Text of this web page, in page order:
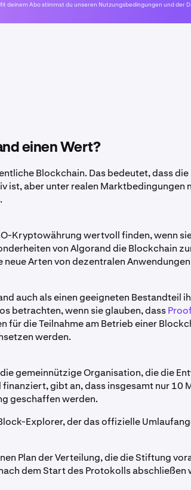
deinem Abo stimmst du unseren Nutzungsbedingungen und der
einen Wert?
Blockchain. Das bedeutet, dass
ist, aber unter realen Marktbedingungen
Kryptowährung wertvoll finden, wenn
von Algorand die Blockchain
neue Arten von dezentralen
auch als einen geeigneten Bestandteil
betrachten, wenn sie glauben, dass
für die Teilnahme am Betrieb einer
werden.
gemeinnützige Organisation, die die
gibt an, dass insgesamt nur 10
geschaffen werden.
Explorer, der das offizielle
Plan der Verteilung, die die Stiftung
dem Start des Protokolls abschließen